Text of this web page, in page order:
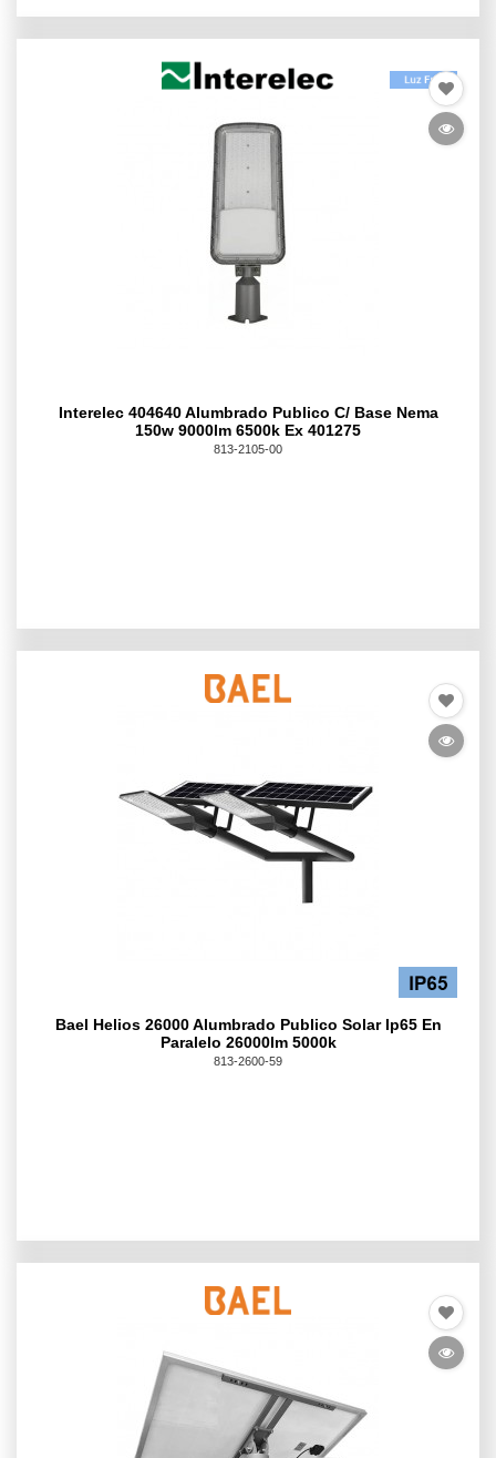
Interelec 404640 Alumbrado Publico C/ Base Nema
150w 9000lm 6500k Ex 401275
813-2105-00
Bael Helios 26000 Alumbrado Publico Solar Ip65 En
Paralelo 26000lm 5000k
813-2600-59